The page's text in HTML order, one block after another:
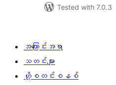
Tested with 7.0.3
အကြောင်းအရာ
သတင်းများ
ဟို့စတင်းစနစ်